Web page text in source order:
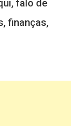
falo de
finanças,